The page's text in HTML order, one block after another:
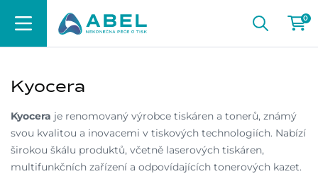
0
Kyocera
Kyocera je renomovaný výrobce tiskáren a tonerů, známý
svou kvalitou a inovacemi v tiskových technologiích. Nabízí
širokou škálu produktů, včetně laserových tiskáren,
multifunkčních zařízení a odpovídajících tonerových kazet.